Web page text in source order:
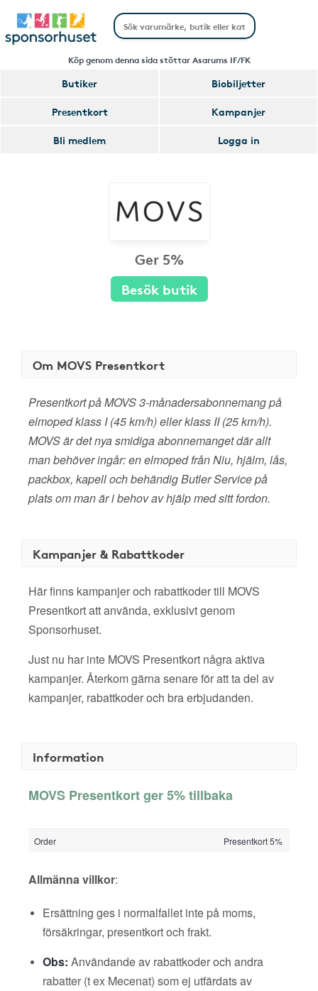
Köp genom denna sida stöttar Asarums IF/FK
Butiker
Biobiljetter
Presentkort
Kampanjer
Bli medlem
Logga in
Ger 5%
Besök butik
Om MOVS Presentkort
Presentkort på MOVS 3-månadersabonnemang på
elmoped klass I (45 km/h) eller klass II (25 km/h).
MOVS är det nya smidiga abonnemanget där allt
man behöver ingår: en elmoped från Niu, hjälm, lås,
packbox, kapell och behändig Butler Service på
plats om man är i behov av hjälp med sitt fordon.
Kampanjer & Rabattkoder
Här finns kampanjer och rabattkoder till MOVS
Presentkort att använda, exklusivt genom
Sponsorhuset.
Just nu har inte MOVS Presentkort några aktiva
kampanjer. Återkom gärna senare för att ta del av
kampanjer, rabattkoder och bra erbjudanden.
Information
MOVS Presentkort ger 5% tillbaka
Order Presentkort 5%
Allmänna villkor:
Ersättning ges i normalfallet inte på moms,
försäkringar, presentkort och frakt.
Obs: Användande av rabattkoder och andra
rabatter (t ex Mecenat) som ej utfärdats av